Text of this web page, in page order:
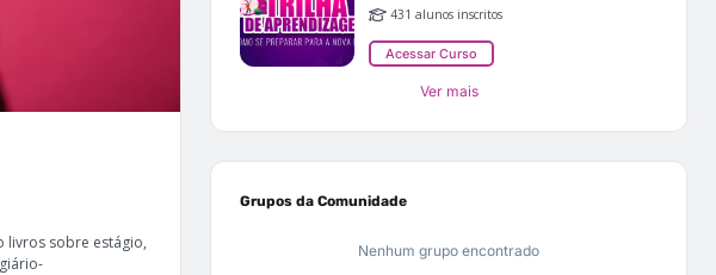
livros sobre estágio,
431 alunos inscritos
Acessar Curso
Ver mais
Grupos da Comunidade
Nenhum grupo encontrado